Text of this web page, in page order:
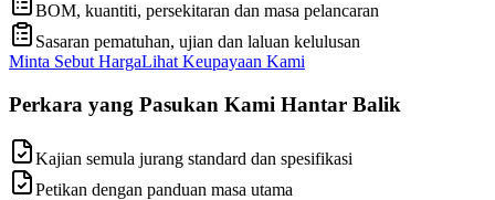
BOM, kuantiti, persekitaran dan masa pelancaran
Sasaran pematuhan, ujian dan laluan kelulusan
Minta Sebut HargaLihat Keupayaan Kami
Perkara yang Pasukan Kami Hantar Balik
Kajian semula jurang standard dan spesifikasi
Petikan dengan panduan masa utama